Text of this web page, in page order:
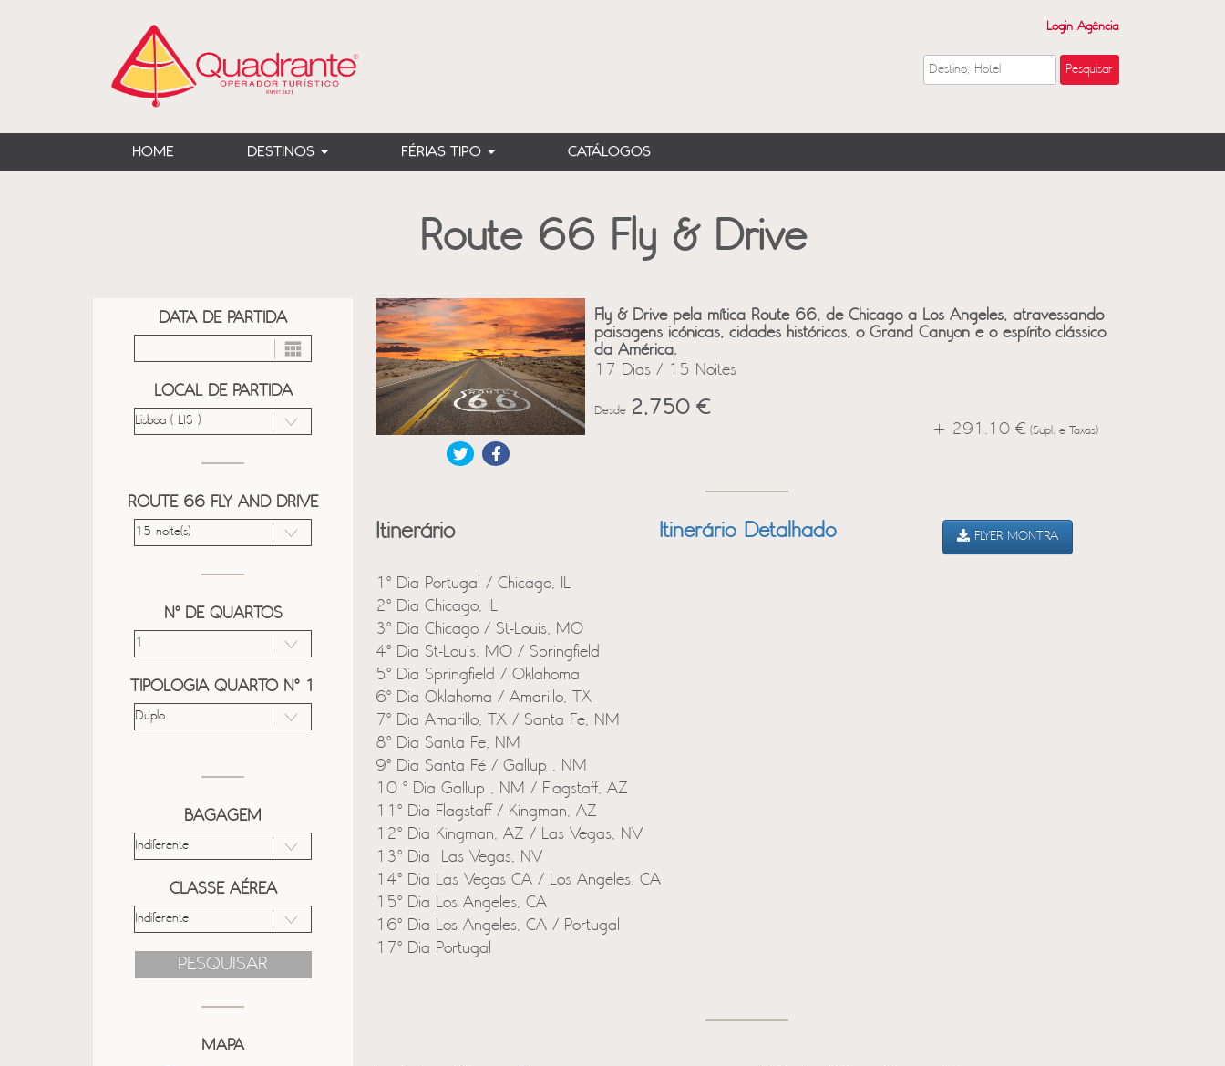
Login Agência
HOME DESTINOS FÉRIAS TIPO CATÁLOGOS
Route 66 Fly & Drive
DATA DE PARTIDA
LOCAL DE PARTIDA
ROUTE 66 FLY AND DRIVE
Nº DE QUARTOS
TIPOLOGIA QUARTO Nº 1
BAGAGEM
CLASSE AÉREA
PESQUISAR
MAPA
Fly & Drive pela mítica Route 66, de Chicago a Los Angeles, atravessando
paisagens icónicas, cidades históricas, o Grand Canyon e o espírito clássico
da América.
17 Dias / 15 Noites
Desde 2,750 €
+ 291.10 € (Supl. e Taxas)
Itinerário Itinerário Detalhado FLYER MONTRA
1º Dia Portugal / Chicago, IL
2º Dia Chicago, IL
3º Dia Chicago / St-Louis, MO
4º Dia St-Louis, MO / Springfield
5º Dia Springfield / Oklahoma
6º Dia Oklahoma / Amarillo, TX
7º Dia Amarillo, TX / Santa Fe, NM
8º Dia Santa Fe, NM
9º Dia Santa Fé / Gallup , NM
10 º Dia Gallup , NM / Flagstaff, AZ
11º Dia Flagstaff / Kingman, AZ
12º Dia Kingman, AZ / Las Vegas, NV
13º Dia Las Vegas, NV
14º Dia Las Vegas CA / Los Angeles, CA
15º Dia Los Angeles, CA
16º Dia Los Angeles, CA / Portugal
17º Dia Portugal